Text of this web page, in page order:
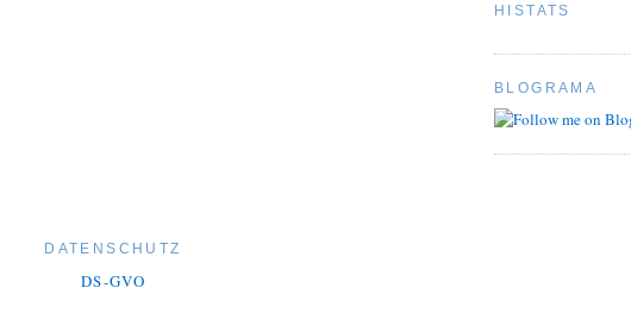
HISTATS
BLOGRAMA
DATENSCHUTZ
DS-GVO